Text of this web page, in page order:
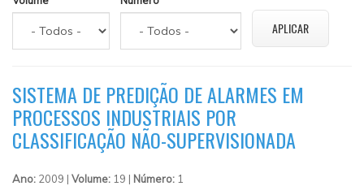
SISTEMA DE PREDIÇÃO DE ALARMES EM
PROCESSOS INDUSTRIAIS POR
CLASSIFICAÇÃO NÃO-SUPERVISIONADA
Ano: 2009 | Volume: 19 | Número: 1